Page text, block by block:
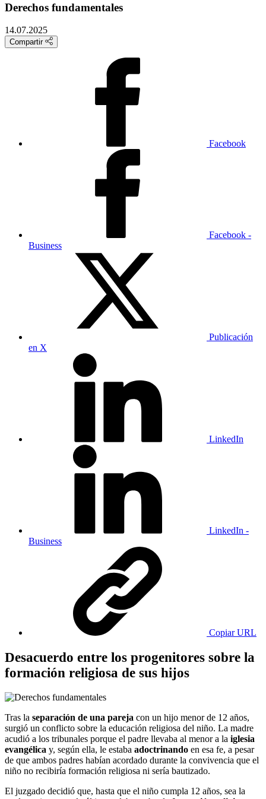
Derechos fundamentales
14.07.2025
Compartir
Facebook
Facebook -
Business
Publicación
en X
LinkedIn
LinkedIn -
Business
Copiar URL
Desacuerdo entre los progenitores sobre la
formación religiosa de sus hijos
Tras la separación de una pareja con un hijo menor de 12 años,
surgió un conflicto sobre la educación religiosa del niño. La madre
acudió a los tribunales porque el padre llevaba al menor a la iglesia
evangélica y, según ella, le estaba adoctrinando en esa fe, a pesar
de que ambos padres habían acordado durante la convivencia que el
niño no recibiría formación religiosa ni sería bautizado.
El juzgado decidió que, hasta que el niño cumpla 12 años, sea la